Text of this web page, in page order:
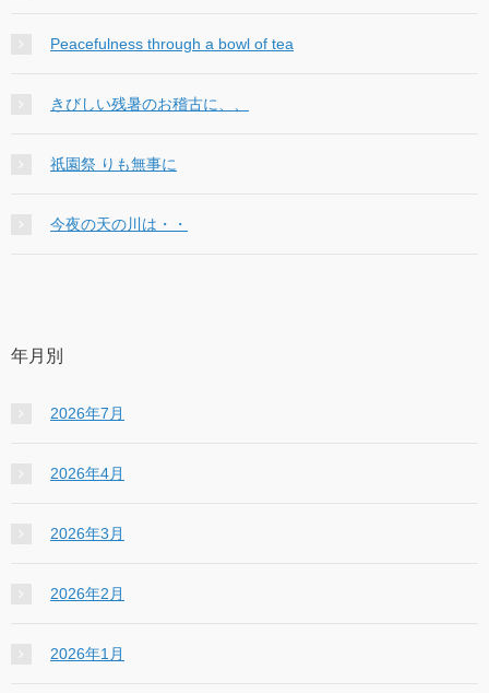
Peacefulness through a bowl of tea
きびしい残暑のお稽古に、、
祇園祭 りも無事に
今夜の天の川は・・
年月別
2026年7月
2026年4月
2026年3月
2026年2月
2026年1月